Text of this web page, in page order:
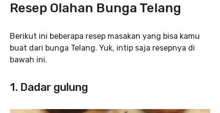
Resep Olahan Bunga Telang
Berikut ini beberapa resep masakan yang bisa kamu
buat dari bunga Telang. Yuk, intip saja resepnya di
bawah ini.
1. Dadar gulung